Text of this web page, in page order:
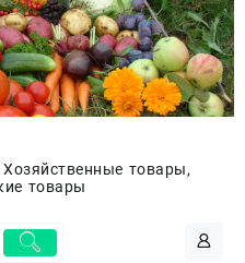
товары,
товары